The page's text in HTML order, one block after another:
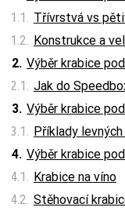
Třívrstvá vs
Konstrukce a
Výběr krabice
Jak do
Výběr krabice
Příklady
Výběr krabice
Krabice na víno
Stěhovací